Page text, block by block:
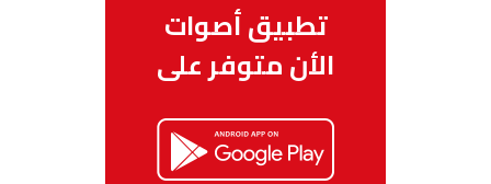
تطبيق أصوات
الأن متوفر على